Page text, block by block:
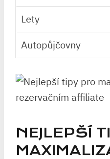
Lety
Autopůjčovny
NEJLEPŠÍ